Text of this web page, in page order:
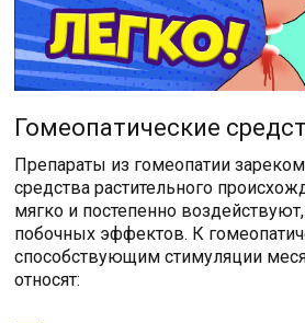
Гомеопатические
Препараты из гомеопатии
средства растительного
мягко и постепенно
побочных эффектов. К
способствующим стимуляции
относят: